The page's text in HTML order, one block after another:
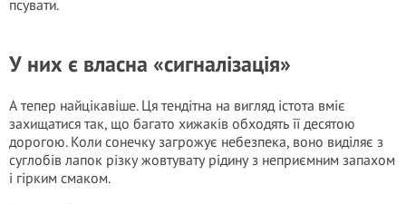
псувати.
У них є власна «сигналізація»
А тепер найцікавіше. Ця тендітна на вигляд істота вміє
захищатися так, що багато хижаків обходять її десятою
дорогою. Коли сонечку загрожує небезпека, воно виділяє з
суглобів лапок різку жовтувату рідину з неприємним запахом
і гірким смаком.